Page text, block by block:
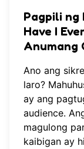
Pagpili ng
Have I
Anumang
Ano ang
laro?
ay ang
audience.
magulong
kaibigan ay